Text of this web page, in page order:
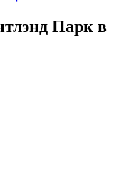
Парк в